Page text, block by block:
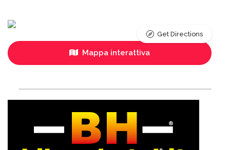
Mappa interattiva
Get Directions